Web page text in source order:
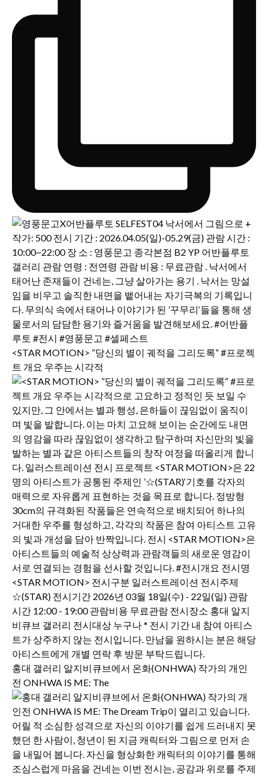
<STAR MOTION> ”당신의 별이 궤적을 그리도록“ #프로젝
트 개요 우주는 시각적
홍대 갤러리 알지비큐브에서 온화(ONHWA) 작가의 개인
전 ONHWA IS ME: The